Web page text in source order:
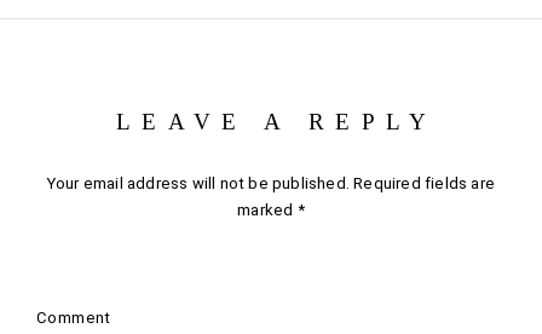
LEAVE A REPLY
Your email address will not be published. Required fields are
marked *
Comment